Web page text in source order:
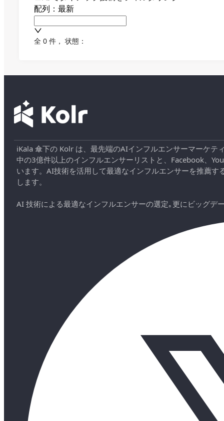
配列：最新
全 0 件 ， 状態：
iKala 傘下の Kolr は、最先端のAIインフルエンサーマーケ
中の3億件以上のインフルエンサーリストと、Facebook、
います。AI技術を活用して最適なインフルエンサーを推薦
します。
AI 技術による最適なインフルエンサーの選定｡更にビッグデ